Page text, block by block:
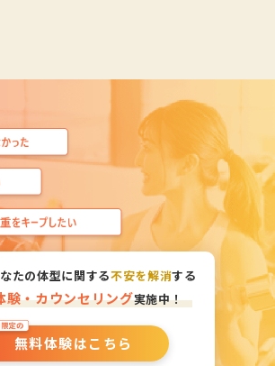
たの体型に関する不安を解消する
験・カウンセリング実施中！
無料体験はこちら